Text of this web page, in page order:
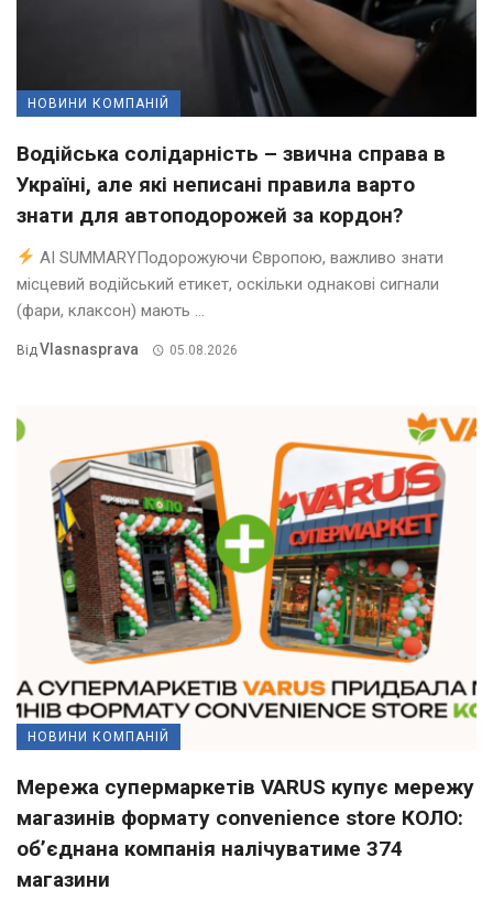
НОВИНИ КОМПАНІЙ
Водійська солідарність – звична справа в
Україні, але які неписані правила варто
знати для автоподорожей за кордон?
AI SUMMARYПодорожуючи Європою, важливо знати
місцевий водійський етикет, оскільки однакові сигнали
(фари, клаксон) мають ...
ВідVlasnasprava 05.08.2026
НОВИНИ КОМПАНІЙ
Мережа супермаркетів VARUS купує мережу
магазинів формату convenience store КОЛО:
об’єднана компанія налічуватиме 374
магазини